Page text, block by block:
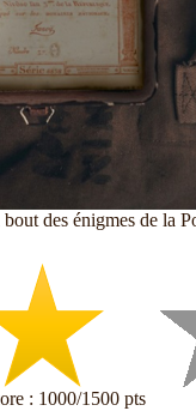
des énigmes de la
: 1000/1500 pts